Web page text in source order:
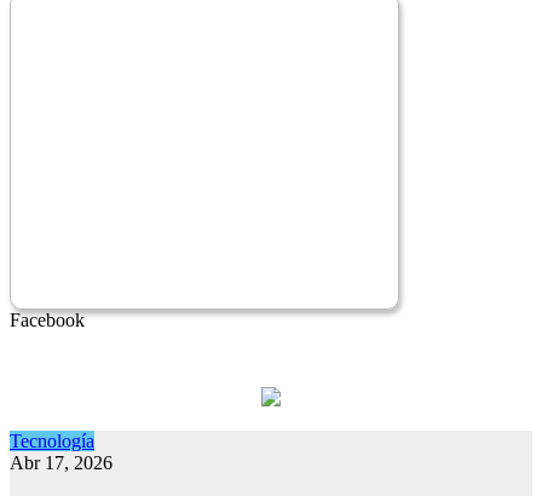
Facebook
Tecnología
Abr 17, 2026